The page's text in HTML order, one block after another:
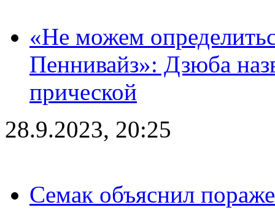
«Не можем
Пеннивайз»: Дзюба
прической
28.9.2023, 20:25
Семак объяснил